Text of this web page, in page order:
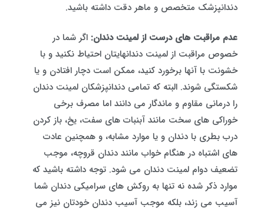
دندانپزشک متخصص و ماهر دقت داشته باشید.
عدم مراقبت های درست از لمینت دندان: اگر شما در
خصوص مراقبت از لمینت دندانهایتان احتیاط نکنید و با
خشونت با آنها برخورد کنید، ممکن است دچار افتادن و یا
شکستگی شوند. البته که تمامی دندانپزشکان لمینت دندان
را درمانی مقاوم و ماندگار می دانند اما مصرف برخی
خوراکی های سخت مانند آبنبات های سفت، یخ، باز کردن
درب بطری با دندان و یا موارد مشابه، و همچنین عادت
های اشتباه در هنگام خواب مانند دندان قروچه، موجب
تضعیف دوام لمینت دندان می شود. توجه داشته باشید که
موارد ذکر شده نه تنها به روکش های سرامیکی دندان شما
آسیب می زند، بلکه موجب آسیب دندان خودتان نیز می